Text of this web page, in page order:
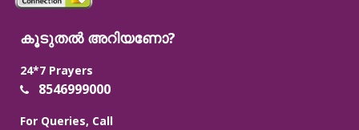
കൂടുതൽ അറിയണോ?
24*7 Prayers
8546999000
For Queries, Call